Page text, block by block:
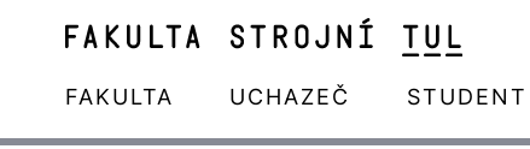
FAKULTA UCHAZEČ STUDENT